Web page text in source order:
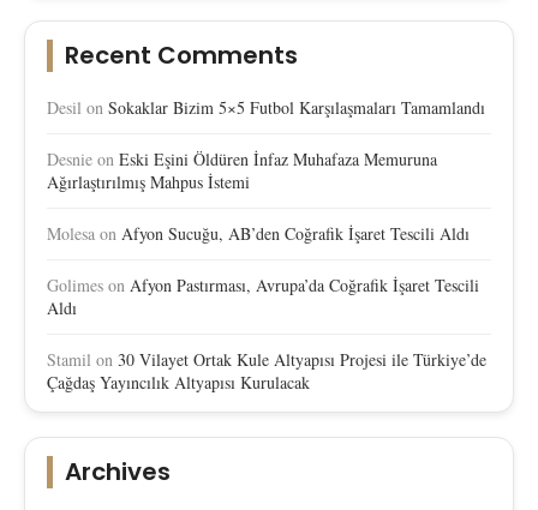
Recent Comments
Desil on Sokaklar Bizim 5×5 Futbol Karşılaşmaları Tamamlandı
Desnie on Eski Eşini Öldüren İnfaz Muhafaza Memuruna
Ağırlaştırılmış Mahpus İstemi
Molesa on Afyon Sucuğu, AB’den Coğrafik İşaret Tescili Aldı
Golimes on Afyon Pastırması, Avrupa’da Coğrafik İşaret Tescili
Aldı
Stamil on 30 Vilayet Ortak Kule Altyapısı Projesi ile Türkiye’de
Çağdaş Yayıncılık Altyapısı Kurulacak
Archives